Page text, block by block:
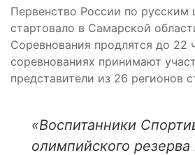
Первенство России по
стартовало в Самарской
Соревнования продлятся до 22
соревнованиях принимают
представители из 26 регионов
«Воспитанники
олимпийского резерва